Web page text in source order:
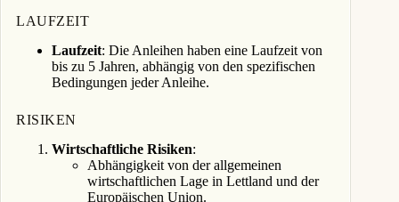
LAUFZEIT
Laufzeit: Die Anleihen haben eine Laufzeit von
bis zu 5 Jahren, abhängig von den spezifischen
Bedingungen jeder Anleihe.
RISIKEN
Wirtschaftliche Risiken:
Abhängigkeit von der allgemeinen
wirtschaftlichen Lage in Lettland und der
Europäischen Union.